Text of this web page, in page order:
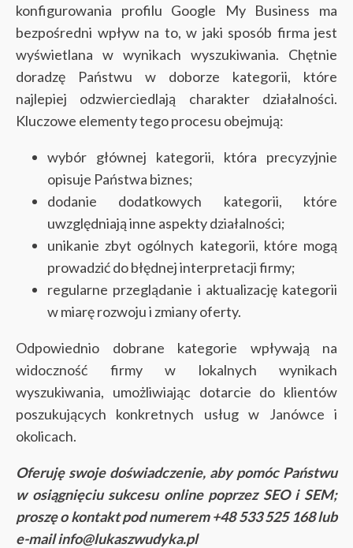
konfigurowania profilu Google My Business ma
bezpośredni wpływ na to, w jaki sposób firma jest
wyświetlana w wynikach wyszukiwania. Chętnie
doradzę Państwu w doborze kategorii, które
najlepiej odzwierciedlają charakter działalności.
Kluczowe elementy tego procesu obejmują:
wybór głównej kategorii, która precyzyjnie
opisuje Państwa biznes;
dodanie dodatkowych kategorii, które
uwzględniają inne aspekty działalności;
unikanie zbyt ogólnych kategorii, które mogą
prowadzić do błędnej interpretacji firmy;
regularne przeglądanie i aktualizację kategorii
w miarę rozwoju i zmiany oferty.
Odpowiednio dobrane kategorie wpływają na
widoczność firmy w lokalnych wynikach
wyszukiwania, umożliwiając dotarcie do klientów
poszukujących konkretnych usług w Janówce i
okolicach.
Oferuję swoje doświadczenie, aby pomóc Państwu
w osiągnięciu sukcesu online poprzez SEO i SEM;
proszę o kontakt pod numerem +48 533 525 168 lub
e-mail info@lukaszwudyka.pl